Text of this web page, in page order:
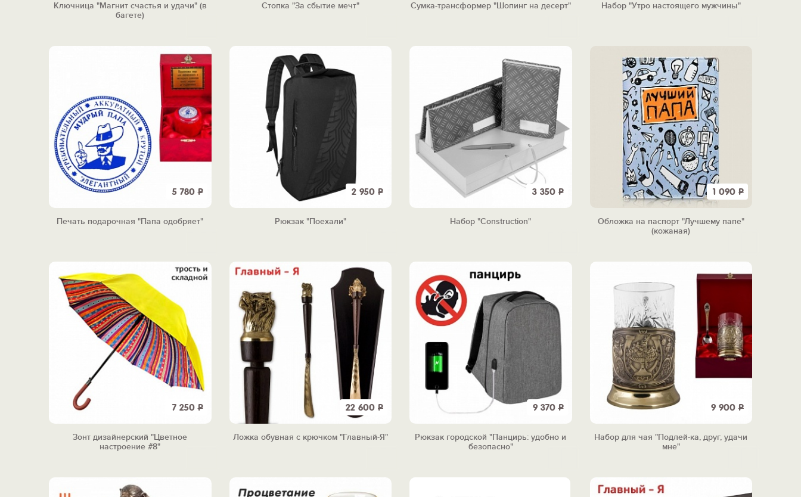
Ключница "Магнит счастья и удачи" (в
багете)
Стопка "За сбытие мечт" Сумка-трансформер "Шопинг на десерт" Набор "Утро настоящего мужчины"
5 780Р
Печать подарочная "Папа одобряет"
2 950 Р
Рюкзак "Поехали"
3 350Р
Набор "Construction"
1 090 Р
Обложка на паспорт "Лучшему папе"
(кожаная)
7 250Р
Зонт дизайнерский "Цветное
настроение #8"
22 600 Р
Ложка обувная с крючком "Главный-Я"
9 370Р
Рюкзак городской "Панцирь: удобно и
безопасно"
9 900 Р
Набор для чая "Подлей-ка, друг, удачи
мне"